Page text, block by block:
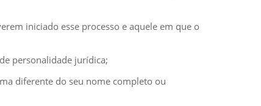
iniciado esse processo e aquele em que o
personalidade jurídica;
diferente do seu nome completo ou